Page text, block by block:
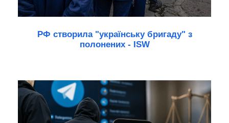
РФ створила "українську бригаду" з
полонених - ISW